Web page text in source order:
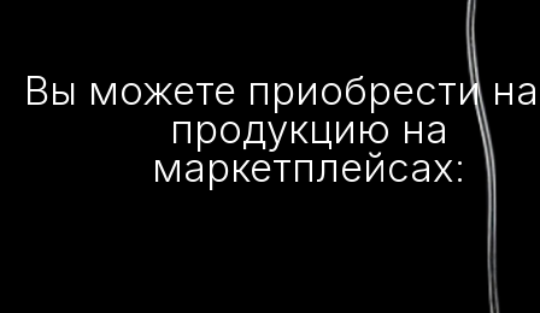
Вы можете приобрести
продукцию на
маркетплейсах: